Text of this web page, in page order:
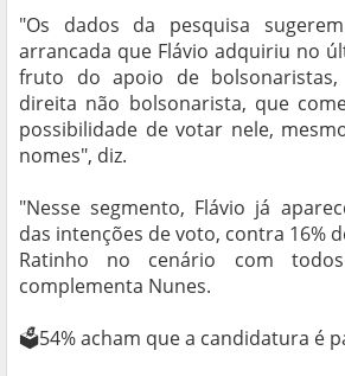
"Os dados da pesquisa
arrancada que Flávio adquiriu no
fruto do apoio de
direita não bolsonarista, que
possibilidade de votar nele,
nomes", diz.
"Nesse segmento, Flávio já
das intenções de voto, contra 16%
Ratinho no cenário com
complementa Nunes.
🗳️54% acham que a candidatura é